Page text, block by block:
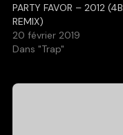
PARTY FAVOR – 2012 (4B
REMIX)
20 février 2019
Dans "Trap"